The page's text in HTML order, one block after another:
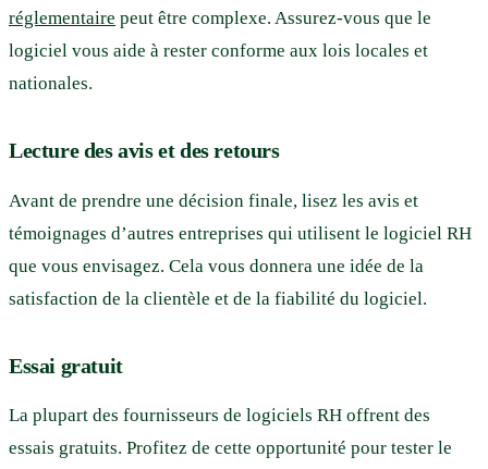
réglementaire peut être complexe. Assurez-vous que le
logiciel vous aide à rester conforme aux lois locales et
nationales.
Lecture des avis et des retours
Avant de prendre une décision finale, lisez les avis et
témoignages d’autres entreprises qui utilisent le logiciel RH
que vous envisagez. Cela vous donnera une idée de la
satisfaction de la clientèle et de la fiabilité du logiciel.
Essai gratuit
La plupart des fournisseurs de logiciels RH offrent des
essais gratuits. Profitez de cette opportunité pour tester le